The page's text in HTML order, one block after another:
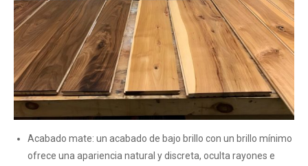
Acabado mate: un acabado de bajo brillo con un brillo mínimo
ofrece una apariencia natural y discreta, oculta rayones e